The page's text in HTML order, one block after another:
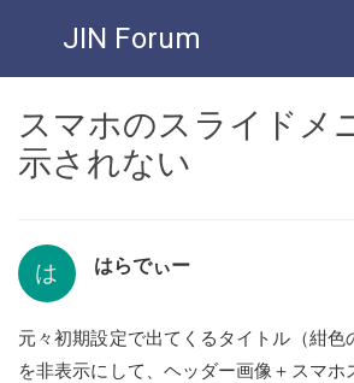
JIN Forum
スマホのスライドメ
示されない
は はらでぃー
元々初期設定で出てくるタイトル（紺色
を非表示にして、ヘッダー画像＋スマホ